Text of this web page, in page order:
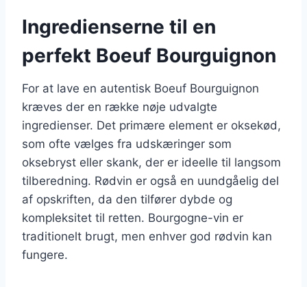
Ingredienserne til en
perfekt Boeuf Bourguignon
For at lave en autentisk Boeuf Bourguignon
kræves der en række nøje udvalgte
ingredienser. Det primære element er oksekød,
som ofte vælges fra udskæringer som
oksebryst eller skank, der er ideelle til langsom
tilberedning. Rødvin er også en uundgåelig del
af opskriften, da den tilfører dybde og
kompleksitet til retten. Bourgogne-vin er
traditionelt brugt, men enhver god rødvin kan
fungere.